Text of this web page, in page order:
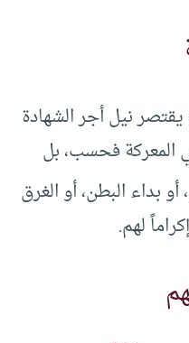
نيل أجر الشهادة
المعركة فحسب، بل
بداء البطن، أو الغرق
لهم.